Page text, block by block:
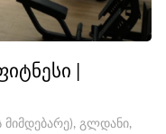
|
მიმდებარე), გლდანი,